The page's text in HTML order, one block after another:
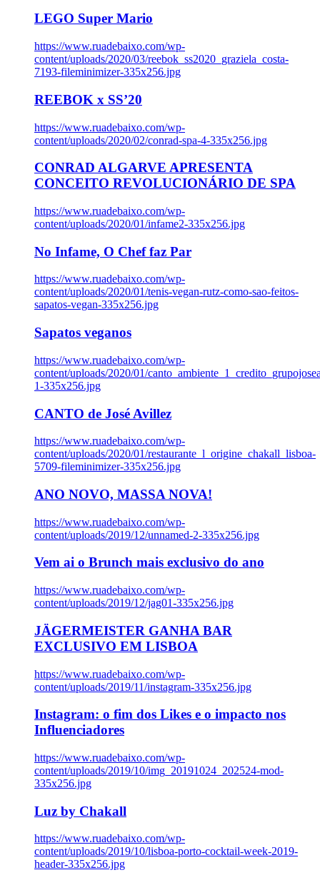
LEGO Super Mario
https://www.ruadebaixo.com/wp-
content/uploads/2020/03/reebok_ss2020_graziela_costa-
7193-fileminimizer-335x256.jpg
REEBOK x SS’20
https://www.ruadebaixo.com/wp-
content/uploads/2020/02/conrad-spa-4-335x256.jpg
CONRAD ALGARVE APRESENTA
CONCEITO REVOLUCIONÁRIO DE SPA
https://www.ruadebaixo.com/wp-
content/uploads/2020/01/infame2-335x256.jpg
No Infame, O Chef faz Par
https://www.ruadebaixo.com/wp-
content/uploads/2020/01/tenis-vegan-rutz-como-sao-feitos-
sapatos-vegan-335x256.jpg
Sapatos veganos
https://www.ruadebaixo.com/wp-
content/uploads/2020/01/
1-335x256.jpg
CANTO de José Avillez
https://www.ruadebaixo.com/wp-
content/uploads/2020/01/restaurante_l_origine_chakall_lisboa-
5709-fileminimizer-335x256.jpg
ANO NOVO, MASSA NOVA!
https://www.ruadebaixo.com/wp-
content/uploads/2019/12/unnamed-2-335x256.jpg
Vem ai o Brunch mais exclusivo do ano
https://www.ruadebaixo.com/wp-
content/uploads/2019/12/jag01-335x256.jpg
JÄGERMEISTER GANHA BAR
EXCLUSIVO EM LISBOA
https://www.ruadebaixo.com/wp-
content/uploads/2019/11/instagram-335x256.jpg
Instagram: o fim dos Likes e o impacto nos
Influenciadores
https://www.ruadebaixo.com/wp-
content/uploads/2019/10/img_20191024_202524-mod-
335x256.jpg
Luz by Chakall
https://www.ruadebaixo.com/wp-
content/uploads/2019/10/lisboa-porto-cocktail-week-2019-
header-335x256.jpg